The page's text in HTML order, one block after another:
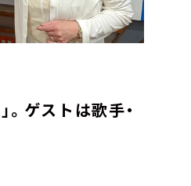
。ゲストは歌手・